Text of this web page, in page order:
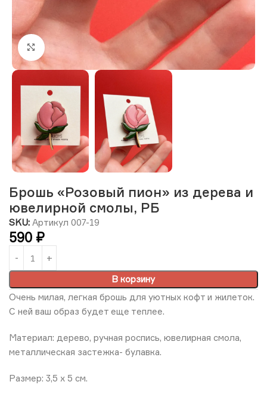
Нажмите, чтобы увеличить изображение
Брошь «Розовый пион» из дерева и
ювелирной смолы, РБ
SKU: Артикул 007-19
590 ₽
В корзину
Очень милая, легкая брошь для уютных кофт и жилеток.
С ней ваш образ будет еще теплее.
Материал: дерево, ручная роспись, ювелирная смола,
металлическая застежка- булавка.
Размер: 3,5 х 5 см.